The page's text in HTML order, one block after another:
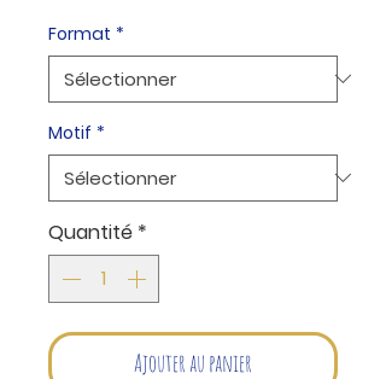
Format *
Motif *
Quantité *
Ajouter au panier